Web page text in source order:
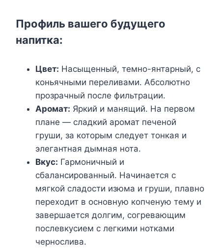
Профиль вашего будущего
напитка:
Цвет: Насыщенный, темно-янтарный, с
коньячными переливами. Абсолютно
прозрачный после фильтрации.
Аромат: Яркий и манящий. На первом
плане — сладкий аромат печеной
груши, за которым следует тонкая и
элегантная дымная нота.
Вкус: Гармоничный и
сбалансированный. Начинается с
мягкой сладости изюма и груши, плавно
переходит в основную копченую тему и
завершается долгим, согревающим
послевкусием с легкими нотками
чернослива.